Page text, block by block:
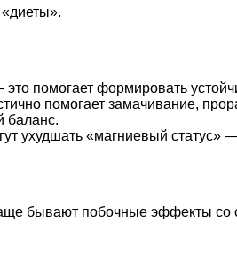
помогает формировать
помогает замачивание,
баланс.
ухудшать «магниевый
бывают побочные эффекты